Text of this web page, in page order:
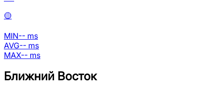
🟡
MIN-- ms
AVG-- ms
MAX-- ms
Ближний Восток